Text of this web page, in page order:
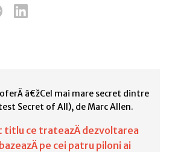
â€žCel mai mare secret dintre
Secret of All), de Marc Allen.
ce trateazÄ dezvoltarea
pe cei patru piloni ai